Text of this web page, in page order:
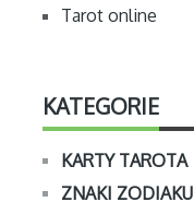
Tarot online
KATEGORIE
KARTY TAROTA
ZNAKI ZODIAKU